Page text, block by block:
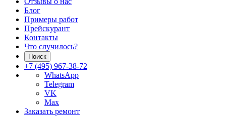
Блог
Примеры работ
Прейскурант
Контакты
Что случилось?
Поиск
+7 (495) 967-38-72
WhatsApp
Telegram
VK
Max
Заказать ремонт